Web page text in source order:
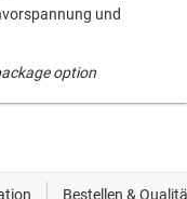
und
option